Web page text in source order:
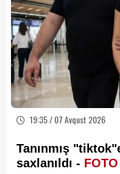
19:35 / 07 Avqust 2026
Tanınmış
saxlanıldı - FOTO